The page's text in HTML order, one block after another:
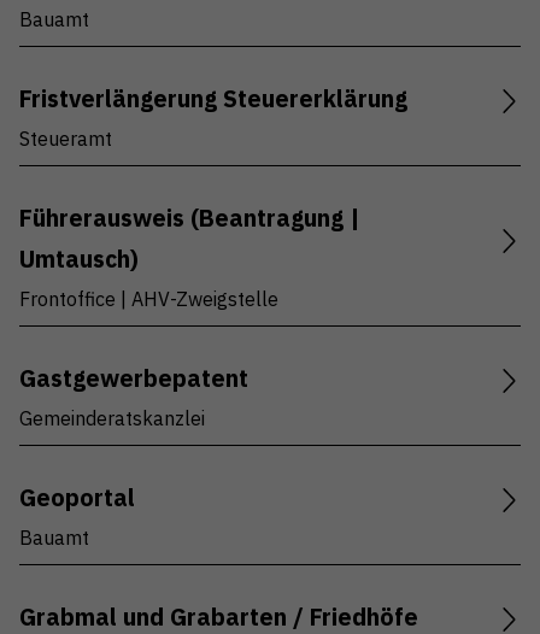
Bauamt
Fristverlängerung Steuererklärung
Steueramt
Führerausweis (Beantragung |
Umtausch)
Frontoffice | AHV-Zweigstelle
Gastgewerbepatent
Gemeinderatskanzlei
Geoportal
Bauamt
Grabmal und Grabarten / Friedhöfe